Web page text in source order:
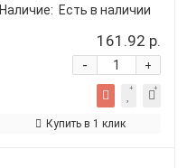
Наличие: Есть в наличии
161.92 р.
+
-
Купить в 1 клик